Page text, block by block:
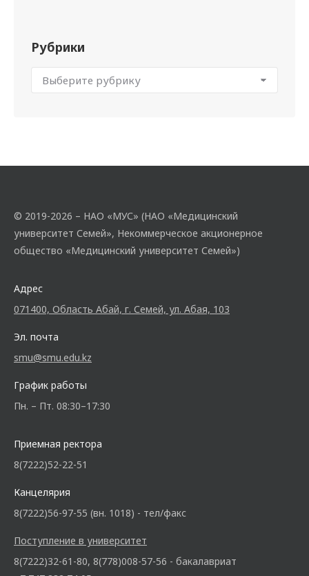
Рубрики
© 2019-2026 – НАО «МУС» (НАО «Медицинский
университет Семей», Некоммерческое акционерное
общество «Медицинский университет Семей»)
Адрес
071400, Область Абай, г. Семей, ул. Абая, 103
Эл. почта
smu@smu.edu.kz
График работы
Пн. – Пт. 08:30–17:30
Приемная ректора
8(7222)52-22-51
Канцелярия
8(7222)56-97-55 (вн. 1018) - тел/факс
Поступление в университет
8(7222)32-61-80, 8(778)008-57-56 - бакалавриат